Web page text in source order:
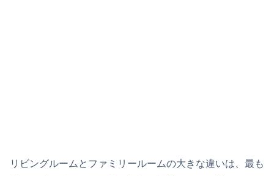
リビングルームとファミリールームの大きな違いは、最も